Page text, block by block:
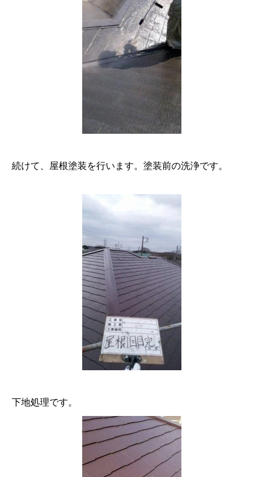
続けて、屋根塗装を行います。塗装前の洗浄です。
下地処理です。